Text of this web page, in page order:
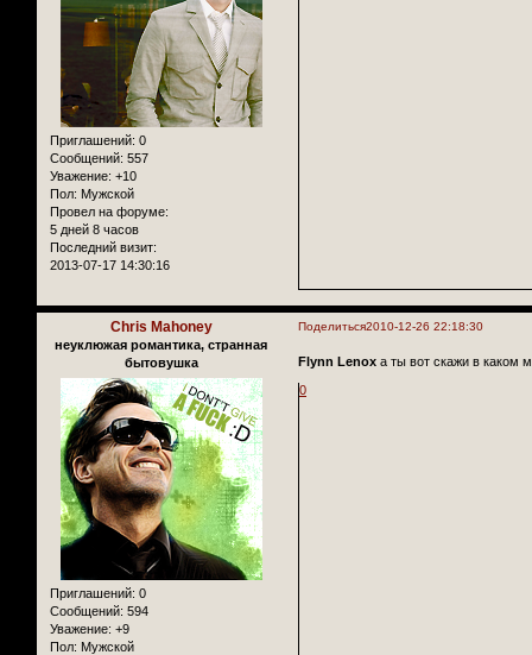
Приглашений: 0
Сообщений: 557
Уважение: +10
Пол: Мужской
Провел на форуме:
5 дней 8 часов
Последний визит:
2013-07-17 14:30:16
Поделиться2010-12-26 22:18:30
Chris Mahoney
неуклюжая романтика, странная
бытовушка
Приглашений: 0
Сообщений: 594
Уважение: +9
Пол: Мужской
Flynn Lenox а ты вот скажи в каком
0